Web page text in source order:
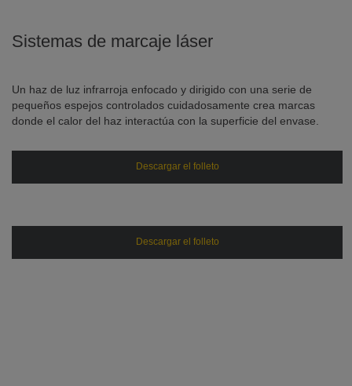
Sistemas de marcaje láser
Un haz de luz infrarroja enfocado y dirigido con una serie de
pequeños espejos controlados cuidadosamente crea marcas
donde el calor del haz interactúa con la superficie del envase.
Descargar el folleto
Descargar el folleto